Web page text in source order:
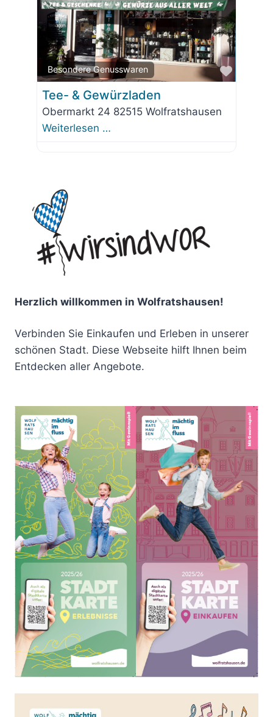
Besondere Genusswaren
Favorit
Tee- & Gewürzladen
Obermarkt 24 82515 Wolfratshausen
Weiterlesen …
Herzlich willkommen in Wolfratshausen!
Verbinden Sie Einkaufen und Erleben in unserer
schönen Stadt. Diese Webseite hilft Ihnen beim
Entdecken aller Angebote.